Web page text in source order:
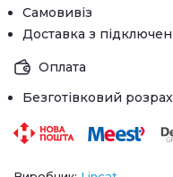
Самовивіз
Доставка з
Оплата
Безготівковий